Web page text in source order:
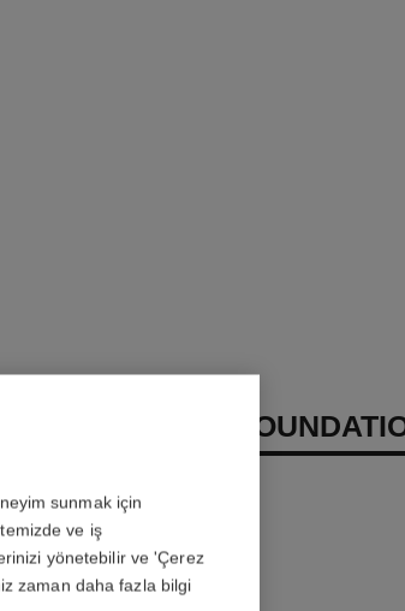
REVITALIZING
Daha fazla ayrıntı
Ref. 145764
4 250 TRY*
sunmak için
ve iş
yönetebilir ve 'Çerez
zaman daha fazla bilgi